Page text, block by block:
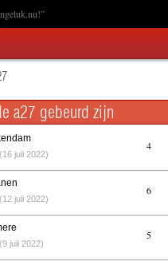
a27 gebeurd zijn
juli 2022)
4
juli 2022)
6
juli 2022)
5